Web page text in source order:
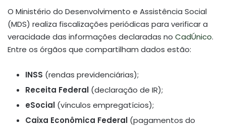
O Ministério do Desenvolvimento e Assistência Social
(MDS) realiza fiscalizações periódicas para verificar a
veracidade das informações declaradas no CadÚnico.
Entre os órgãos que compartilham dados estão:
INSS (rendas previdenciárias);
Receita Federal (declaração de IR);
eSocial (vínculos empregatícios);
Caixa Econômica Federal (pagamentos do